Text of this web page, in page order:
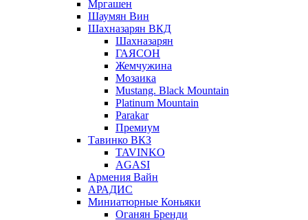
Мргашен
Шаумян Вин
Шахназарян ВКД
Шахназарян
ГАЯСОН
Жемчужина
Мозаика
Mustang. Black Mountain
Platinum Mountain
Parakar
Премиум
Тавинко ВКЗ
TAVINKO
AGASI
Армения Вайн
АРАДИС
Миниатюрные Коньяки
Оганян Бренди